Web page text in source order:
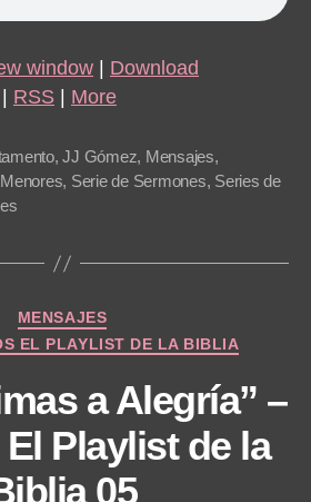
window
Download
RSS More
,JJ Gómez, Mensajes,
, Serie de Sermones, Series de
Categories
MENSAJES
EL PLAYLIST DE LA BIBLIA
a Alegría” –
Playlist de la
05